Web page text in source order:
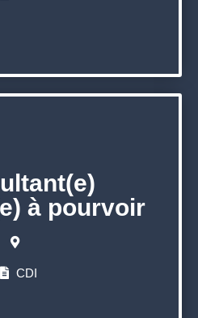
à pourvoir
CDI